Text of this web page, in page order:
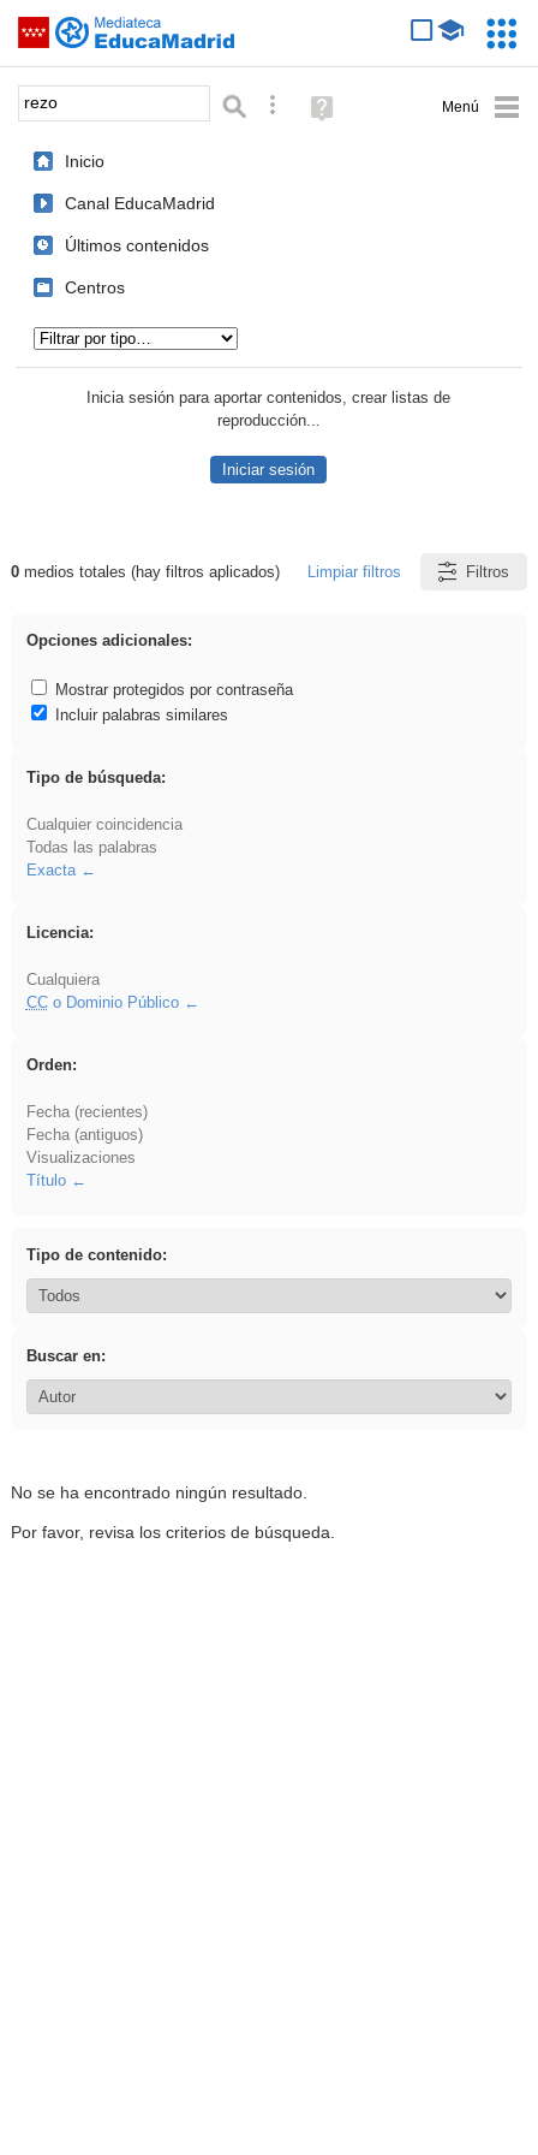
Saltar navegación
Palabra o frase: Búsqueda avanzada
Ayuda
(en
Inicio
Canal EducaMadrid
Últimos contenidos
Centros
Inicia sesión para aportar contenidos, crear listas de
reproducción...
Iniciar sesión
Resultados de: rezo
0medios totales (hay filtros aplicados) Limpiar filtros Filtros
Opciones adicionales:
Mostrar protegidos por contraseña
Incluir palabras similares
Tipo de búsqueda:
Cualquier coincidencia
Todas las palabras
Exacta
Licencia:
Cualquiera
CCo Dominio Público
Orden:
Fecha (recientes)
Fecha (antiguos)
Visualizaciones
Título
Tipo de contenido:
Buscar en:
No se ha encontrado ningún resultado.
Por favor, revisa los criterios de búsqueda.